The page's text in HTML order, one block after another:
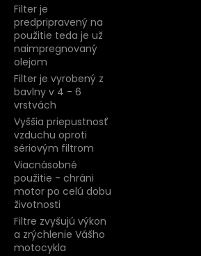
Filter je
predpripravený na
použitie teda je už
naimpregnovaný
olejom
Filter je vyrobený z
bavlny v 4 - 6
vrstvách
Vyššia priepustnosť
vzduchu oproti
sériovým filtrom
Viacnásobné
použitie - chráni
motor po celú dobu
životnosti
Filtre zvyšujú výkon
a zrýchlenie Vášho
motocykla